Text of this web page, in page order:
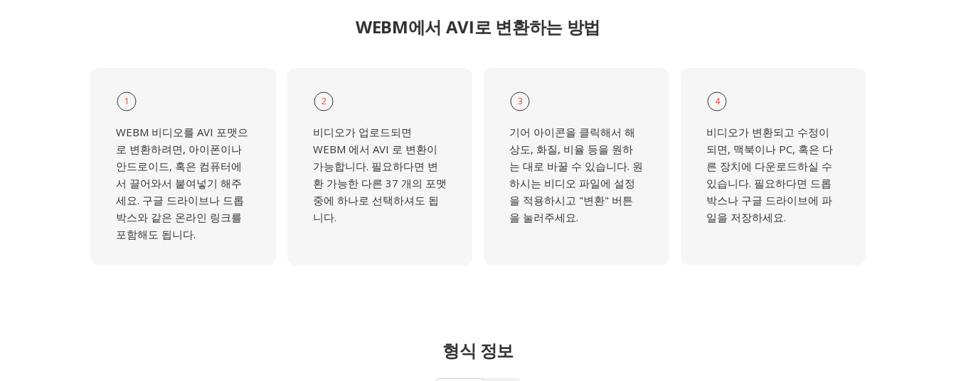
WEBM에서 AVI로 변환하는 방법
1
WEBM 비디오를 AVI 포맷으
로 변환하려면, 아이폰이나
안드로이드, 혹은 컴퓨터에
서 끌어와서 붙여넣기 해주
세요. 구글 드라이브나 드롭
박스와 같은 온라인 링크를
포함해도 됩니다.
2
비디오가 업로드되면
WEBM 에서 AVI 로 변환이
가능합니다. 필요하다면 변
환 가능한 다른 37 개의 포맷
중에 하나로 선택하셔도 됩
니다.
3
기어 아이콘을 클릭해서 해
상도, 화질, 비율 등을 원하
는 대로 바꿀 수 있습니다. 원
하시는 비디오 파일에 설정
을 적용하시고 "변환" 버튼
을 눌러주세요.
4
비디오가 변환되고 수정이
되면, 맥북이나 PC, 혹은 다
른 장치에 다운로드하실 수
있습니다. 필요하다면 드롭
박스나 구글 드라이브에 파
일을 저장하세요.
형식 정보